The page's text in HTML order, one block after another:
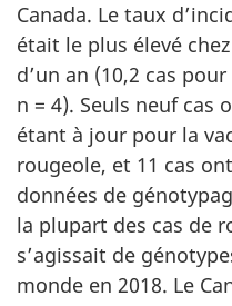
Canada. Le taux
était le plus élevé
d’un an (10,2 cas
n = 4). Seuls neuf cas
étant à jour pour la
rougeole, et 11 cas
données de
la plupart des cas de
s’agissait de
monde en 2018. Le